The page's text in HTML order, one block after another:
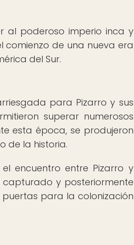
al poderoso imperio inca y
de una nueva era
del Sur.
para Pizarro y sus
superar numerosos
esta época, se produjeron
de la historia.
encuentro entre Pizarro y
y posteriormente
para la colonización